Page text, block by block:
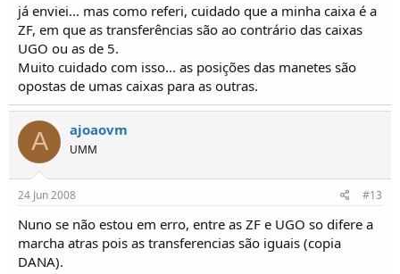
já enviei... mas como referi, cuidado que a minha caixa é a
ZF, em que as transferências são ao contrário das caixas
UGO ou as de 5.
Muito cuidado com isso... as posições das manetes são
opostas de umas caixas para as outras.
A ajoaovm
UMM
24 Jun 2008 #13
Nuno se não estou em erro, entre as ZF e UGO so difere a
marcha atras pois as transferencias são iguais (copia
DANA).